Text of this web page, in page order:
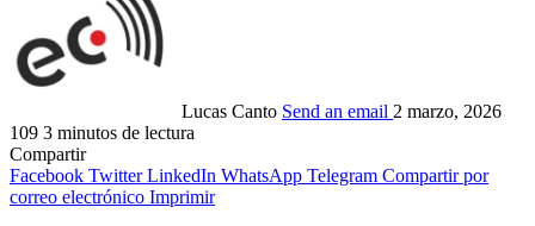
Lucas Canto Send an email 2 marzo, 2026
109 3 minutos de lectura
Compartir
Facebook Twitter LinkedIn WhatsApp Telegram Compartir por
correo electrónico Imprimir